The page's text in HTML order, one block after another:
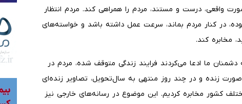
واقعی، درست و مستند، مردم را همراهی کند. مردم انتظار
در کنار مردم بماند، سرعت عمل داشته باشد و خواسته‌های
مخابره کند.
ما ادعا می‌کردند فرایند زندگی متوقف شده، مردم در
زنده و در چند روز منتهی به سال‌تحویل، تصاویر زنده‌ای
مختلف کشور مخابره کردیم. این موضوع در رسانه‌های خارجی نیز